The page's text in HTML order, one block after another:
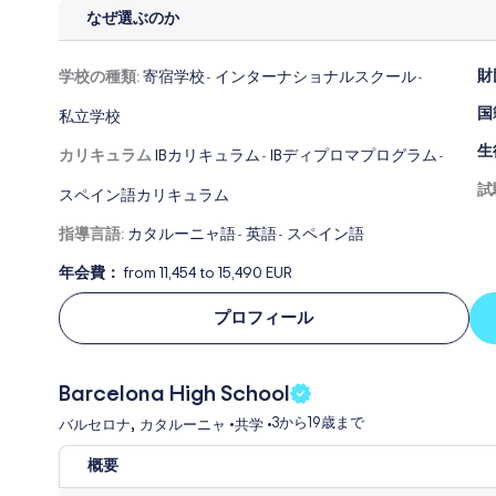
なぜ選ぶのか
学校の種類: 寄宿学校 - インターナショナルスクール -
私立学校
カリキュラム IBカリキュラム - IBディプロマプログラム -
スペイン語カリキュラム
指導言語: カタルーニャ語 - 英語 - スペイン語
年会費：from 11,454 to 15,490 EUR
生
プロフィール
Barcelona High School
バルセロナ, カタルーニャ •共学 •3から 19歳まで
概要